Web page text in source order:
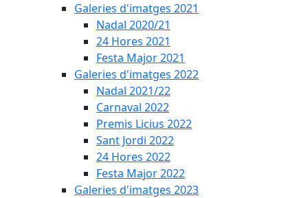
Galeries d'imatges 2021
Nadal 2020/21
24 Hores 2021
Festa Major 2021
Galeries d'imatges 2022
Nadal 2021/22
Carnaval 2022
Premis Licius 2022
Sant Jordi 2022
24 Hores 2022
Festa Major 2022
Galeries d'imatges 2023